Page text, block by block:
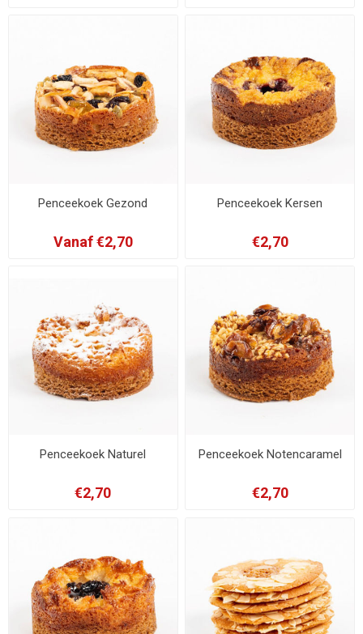
Penceekoek Gezond
Vanaf €2,70
Penceekoek Kersen
€2,70
Penceekoek Naturel
€2,70
Penceekoek Notencaramel
€2,70